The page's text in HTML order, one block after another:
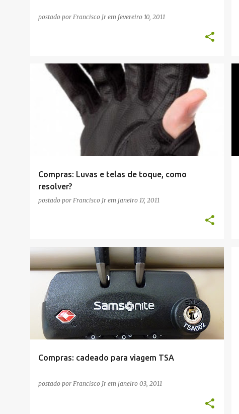
postado por Francisco Jr em fevereiro 10, 2011
Compras: Luvas e telas de toque, como
resolver?
postado por Francisco Jr em janeiro 17, 2011
COMPRAS TECH
Compras: cadeado para viagem TSA
postado por Francisco Jr em janeiro 03, 2011
COMPRAS